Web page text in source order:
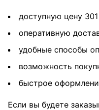
доступную цену
оперативную
удобные способы
возможность
быстрое
Если вы будете